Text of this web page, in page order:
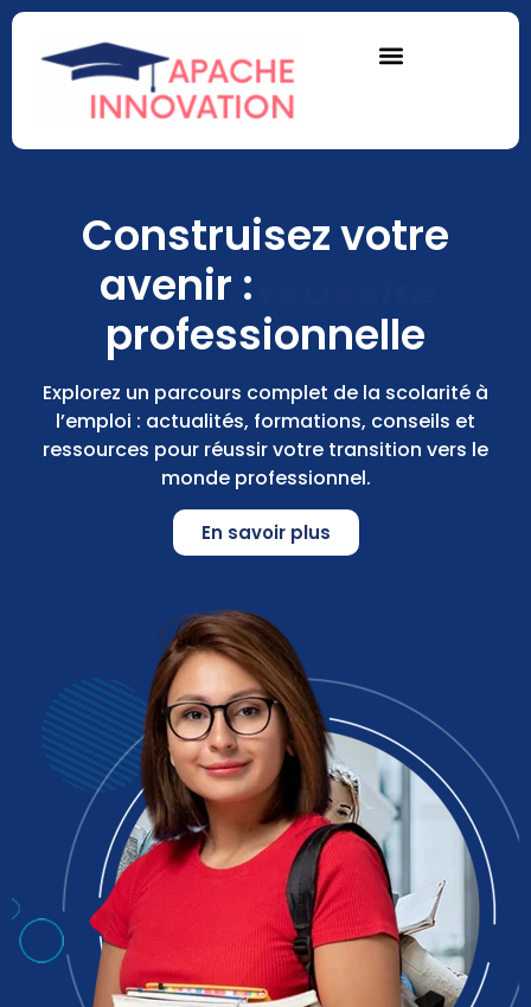
Construisez votre
avenir :réussite
professionnelle
Explorez un parcours complet de la scolarité à
l’emploi : actualités, formations, conseils et
ressources pour réussir votre transition vers le
monde professionnel.
En savoir plus